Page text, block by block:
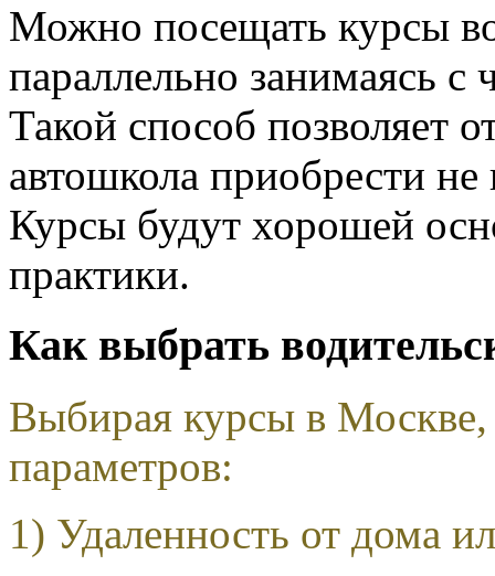
Можно посещать курсы
параллельно занимаясь с
Такой способ позволяет
автошкола приобрести
Курсы будут хорошей
практики.
Как выбрать
Выбирая курсы в
параметров:
1) Удаленность от дома